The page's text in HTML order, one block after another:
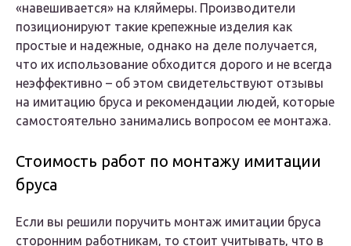
«навешивается» на кляймеры. Производители
позиционируют такие крепежные изделия как
простые и надежные, однако на деле получается,
что их использование обходится дорого и не всегда
неэффективно – об этом свидетельствуют отзывы
на имитацию бруса и рекомендации людей, которые
самостоятельно занимались вопросом ее монтажа.
Стоимость работ по монтажу имитации
бруса
Если вы решили поручить монтаж имитации бруса
сторонним работникам, то стоит учитывать, что в